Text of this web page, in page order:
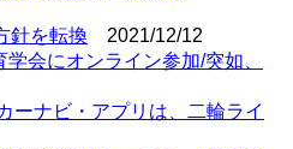
針を転換
2021/12/12
会にオンライン参加/突如、
ーナビ・アプリは、二輪ライ